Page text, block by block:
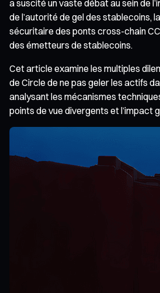
a suscité un vaste débat au sein de
de l’autorité de gel des stablecoins,
sécuritaire des ponts cross-chain
des émetteurs de stablecoins.
Cet article examine les multiples
de Circle de ne pas geler les actifs
analysant les mécanismes
points de vue divergents et l’impact